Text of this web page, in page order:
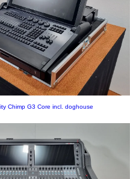
Chimp G3 Core incl. doghouse